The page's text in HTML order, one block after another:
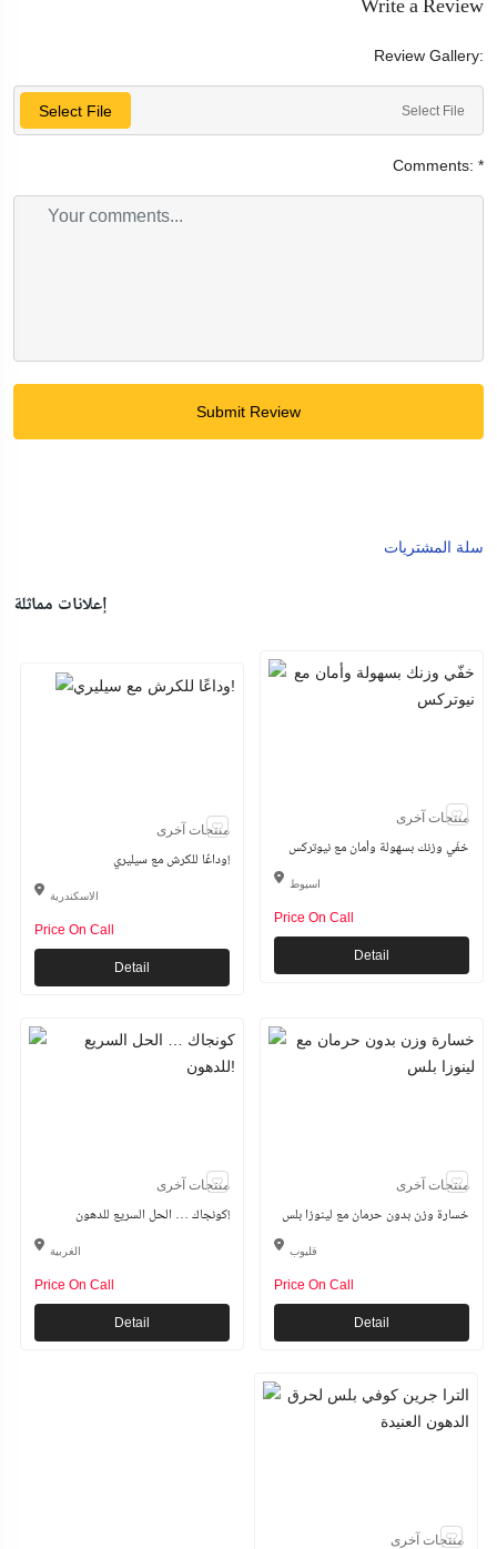
Write a Review
Review Gallery:
Select File Select File
Comments: *
Submit Review
سلة المشتريات
إعلانات مماثلة
منتجات آخرى
وداعًا للكرش مع سيليري!
الاسكندرية
Price On Call
Detail
منتجات آخرى
خفّي وزنك بسهولة وأمان مع نيوتركس
اسيوط
Price On Call
Detail
منتجات آخرى
كونجاك … الحل السريع للدهون!
الغربية
Price On Call
Detail
منتجات آخرى
خسارة وزن بدون حرمان مع لينوزا بلس
قليوب
Price On Call
Detail
منتجات آخرى